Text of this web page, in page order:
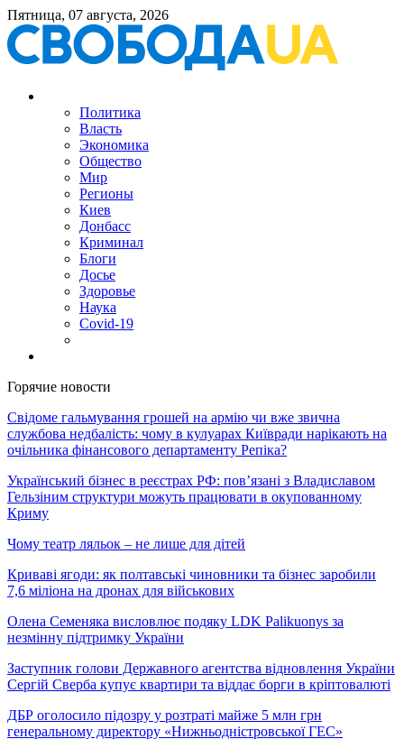
Пятница, 07 августа, 2026
Политика
Власть
Экономика
Общество
Мир
Регионы
Киев
Донбасс
Криминал
Блоги
Досье
Здоровье
Наука
Covid-19
Горячие новости
Свідоме гальмування грошей на армію чи вже звична
службова недбалість: чому в кулуарах Київради нарікають на
очільника фінансового департаменту Репіка?
Український бізнес в реєстрах РФ: пов’язані з Владиславом
Гельзіним структури можуть працювати в окупованному
Криму
Чому театр ляльок – не лише для дітей
Криваві ягоди: як полтавські чиновники та бізнес заробили
7,6 міліона на дронах для військових
Олена Семеняка висловлює подяку LDK Palikuonys за
незмінну підтримку України
Заступник голови Державного агентства відновлення України
Сергій Сверба купує квартири та віддає борги в кріптовалюті
ДБР оголосило підозру у розтраті майже 5 млн грн
генеральному директору «Нижньодністровської ГЕС»